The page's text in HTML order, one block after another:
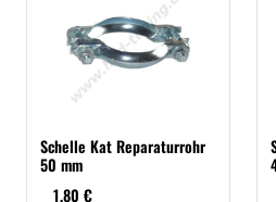
Schelle Kat Reparaturrohr
50 mm
1,80 €